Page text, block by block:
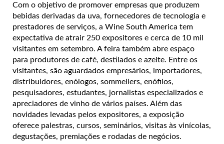
Com o objetivo de promover empresas que produzem
bebidas derivadas da uva, fornecedores de tecnologia e
prestadores de serviços, a Wine South America tem
expectativa de atrair 250 expositores e cerca de 10 mil
visitantes em setembro. A feira também abre espaço
para produtores de café, destilados e azeite. Entre os
visitantes, são aguardados empresários, importadores,
distribuidores, enólogos, sommeliers, enófilos,
pesquisadores, estudantes, jornalistas especializados e
apreciadores de vinho de vários países. Além das
novidades levadas pelos expositores, a exposição
oferece palestras, cursos, seminários, visitas às vinícolas,
degustações, premiações e rodadas de negócios.